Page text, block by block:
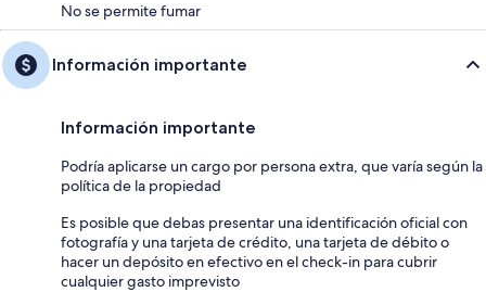
No se permite fumar
Información importante
Información importante
Podría aplicarse un cargo por persona extra, que varía según la
política de la propiedad
Es posible que debas presentar una identificación oficial con
fotografía y una tarjeta de crédito, una tarjeta de débito o
hacer un depósito en efectivo en el check-in para cubrir
cualquier gasto imprevisto